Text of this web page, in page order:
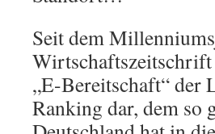
Seit dem
Wirtschaftszeitschrift
„E-Bereitschaft“ der
Ranking dar, dem so